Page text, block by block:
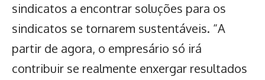
sindicatos a encontrar soluções para os
sindicatos se tornarem sustentáveis. “A
partir de agora, o empresário só irá
contribuir se realmente enxergar resultados